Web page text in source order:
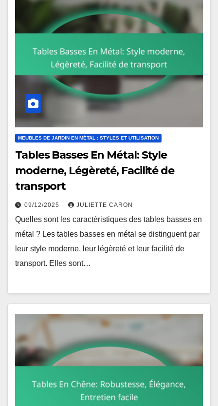
MEUBLES DE JARDIN EN MÉTAL : STYLES ET UTILISATION
Tables Basses En Métal: Style
moderne, Légèreté, Facilité de
transport
09/12/2025 JULIETTE CARON
Quelles sont les caractéristiques des tables basses en
métal ? Les tables basses en métal se distinguent par
leur style moderne, leur légèreté et leur facilité de
transport. Elles sont…